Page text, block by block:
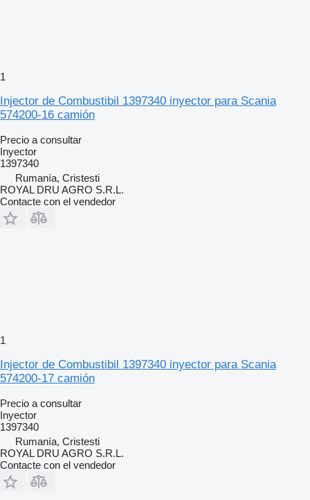
1
Injector de Combustibil 1397340 inyector para Scania
574200-16 camión
Precio a consultar
Inyector
1397340
Rumanía, Cristesti
ROYAL DRU AGRO S.R.L.
Contacte con el vendedor
1
Injector de Combustibil 1397340 inyector para Scania
574200-17 camión
Precio a consultar
Inyector
1397340
Rumanía, Cristesti
ROYAL DRU AGRO S.R.L.
Contacte con el vendedor